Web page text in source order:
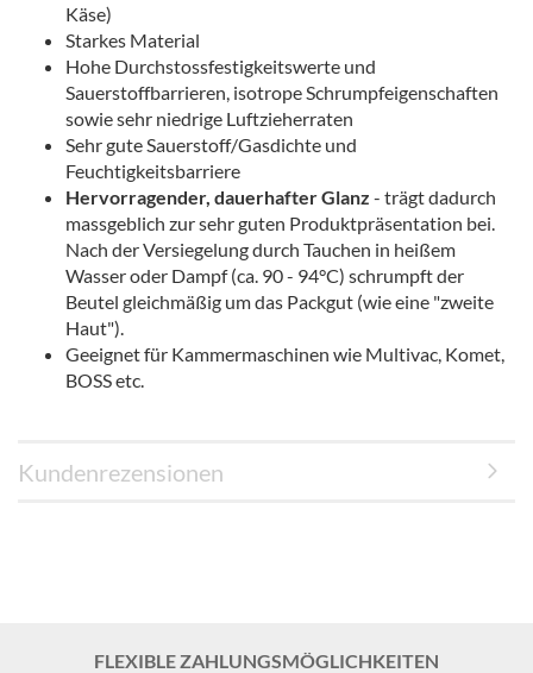
Käse)
Starkes Material
Hohe Durchstossfestigkeitswerte und
Sauerstoffbarrieren, isotrope Schrumpfeigenschaften
sowie sehr niedrige Luftzieherraten
Sehr gute Sauerstoff/Gasdichte und
Feuchtigkeitsbarriere
Hervorragender, dauerhafter Glanz - trägt dadurch
massgeblich zur sehr guten Produktpräsentation bei.
Nach der Versiegelung durch Tauchen in heißem
Wasser oder Dampf (ca. 90 - 94°C) schrumpft der
Beutel gleichmäßig um das Packgut (wie eine "zweite
Haut").
Geeignet für Kammermaschinen wie Multivac, Komet,
BOSS etc.
Kundenrezensionen
FLEXIBLE ZAHLUNGSMÖGLICHKEITEN